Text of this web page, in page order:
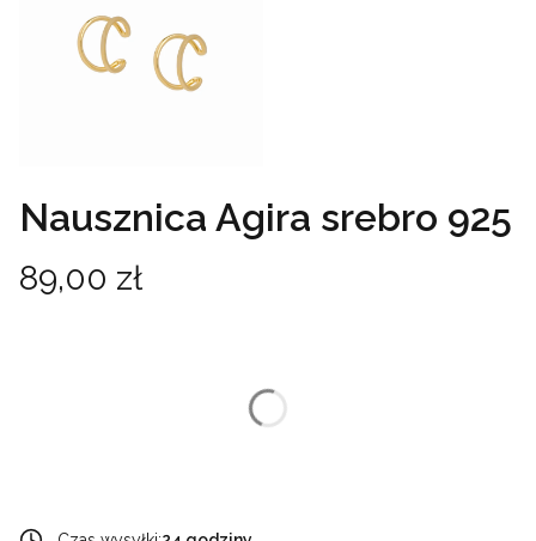
Nausznica Agira srebro 925
Cena
89,00 zł